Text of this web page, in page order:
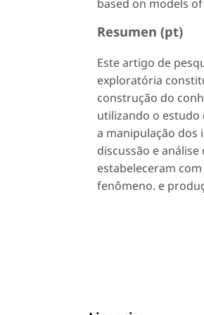
based on models
Resumen (pt)
Este artigo de
exploratória
construção do
utilizando o estudo
a manipulação dos
discussão e
estabeleceram
fenômeno. e